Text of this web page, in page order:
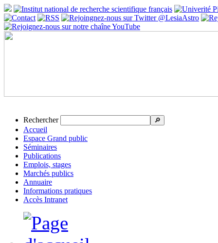
Rechercher 🔎
Accueil
Espace Grand public
Séminaires
Publications
Emplois, stages
Marchés publics
Annuaire
Informations pratiques
Accès Intranet